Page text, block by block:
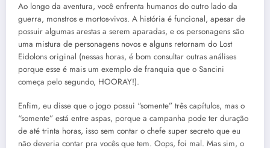
Ao longo da aventura, você enfrenta humanos do outro lado da
guerra, monstros e mortos-vivos. A história é funcional, apesar de
possuir algumas arestas a serem aparadas, e os personagens são
uma mistura de personagens novos e alguns retornam do Lost
Eidolons original (nessas horas, é bom consultar outras análises
porque esse é mais um exemplo de franquia que o Sancini
começa pelo segundo, HOORAY!).
Enfim, eu disse que o jogo possui “somente” três capítulos, mas o
“somente” está entre aspas, porque a campanha pode ter duração
de até trinta horas, isso sem contar o chefe super secreto que eu
não deveria contar pra vocês que tem. Oops, foi mal. Mas sim, o